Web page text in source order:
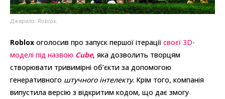
Джерело: Roblox.
Roblox оголосив про запуск першої ітерації своєї 3D-
моделі під назвою Cube, яка дозволить творцям
створювати тривимірні об’єкти за допомогою
генеративного штучного інтелекту. Крім того, компанія
випустила версію з відкритим кодом, що дає змогу